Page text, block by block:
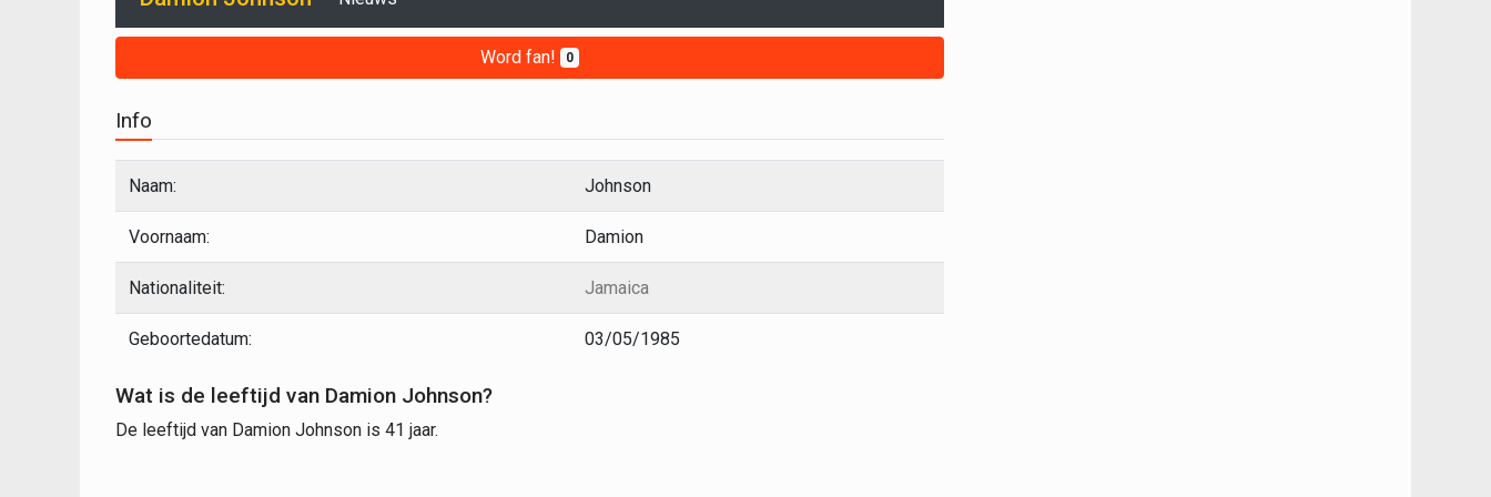
Word fan! 0
Info
Naam: Johnson
Voornaam: Damion
Nationaliteit: Jamaica
Geboortedatum: 03/05/1985
Wat is de leeftijd van Damion Johnson?
De leeftijd van Damion Johnson is 41 jaar.